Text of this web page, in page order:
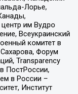
Лорье,
им Вудро
Всеукраинский
комитет в
Форум
Transparеncy
ПостРоссии,
в России –
Институт